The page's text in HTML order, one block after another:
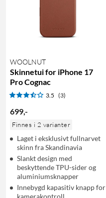
WOOLNUT
Skinnetui for iPhone 17
Pro Cognac
3.5 (3)
699,-
Finnes i 2 varianter
Laget i eksklusivt fullnarvet
skinn fra Skandinavia
Slankt design med
beskyttende TPU-sider og
aluminiumsknapper
Innebygd kapasitiv knapp for
kamerakontroll